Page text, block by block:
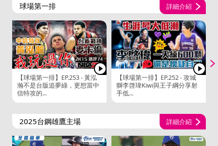
球場第一排 詳細介紹
【球場第一排】EP.253 - 黃泓
瀚不是台版追夢綠，更想當中
信特攻的...
【球場第一排】EP.252 - 攻城
獅李啓瑋Kiwi與王子綱分享射
手低...
2025台鋼雄鷹主場 詳細介紹